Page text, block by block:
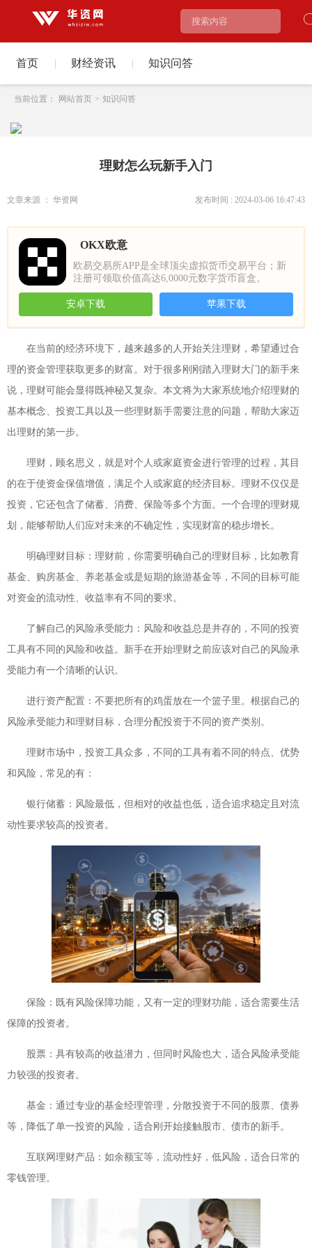
首页 | 财经资讯 | 知识问答
当前位置： 网站首页 > 知识问答
理财怎么玩新手入门
文章来源 ： 华资网 发布时间 : 2024-03-06 16:47:43
OKX欧意
欧易交易所APP是全球顶尖虚拟货币交易平台；新
注册可领取价值高达6,0000元数字货币盲盒。
安卓下载 苹果下载
在当前的经济环境下，越来越多的人开始关注理财，希望通过合
理的资金管理获取更多的财富。对于很多刚刚踏入理财大门的新手来
说，理财可能会显得既神秘又复杂。本文将为大家系统地介绍理财的
基本概念、投资工具以及一些理财新手需要注意的问题，帮助大家迈
出理财的第一步。
理财，顾名思义，就是对个人或家庭资金进行管理的过程，其目
的在于使资金保值增值，满足个人或家庭的经济目标。理财不仅仅是
投资，它还包含了储蓄、消费、保险等多个方面。一个合理的理财规
划，能够帮助人们应对未来的不确定性，实现财富的稳步增长。
明确理财目标：理财前，你需要明确自己的理财目标，比如教育
基金、购房基金、养老基金或是短期的旅游基金等，不同的目标可能
对资金的流动性、收益率有不同的要求。
了解自己的风险承受能力：风险和收益总是并存的，不同的投资
工具有不同的风险和收益。新手在开始理财之前应该对自己的风险承
受能力有一个清晰的认识。
进行资产配置：不要把所有的鸡蛋放在一个篮子里。根据自己的
风险承受能力和理财目标，合理分配投资于不同的资产类别。
理财市场中，投资工具众多，不同的工具有着不同的特点、优势
和风险，常见的有：
银行储蓄：风险最低，但相对的收益也低，适合追求稳定且对流
动性要求较高的投资者。
保险：既有风险保障功能，又有一定的理财功能，适合需要生活
保障的投资者。
股票：具有较高的收益潜力，但同时风险也大，适合风险承受能
力较强的投资者。
基金：通过专业的基金经理管理，分散投资于不同的股票、债券
等，降低了单一投资的风险，适合刚开始接触股市、债市的新手。
互联网理财产品：如余额宝等，流动性好，低风险，适合日常的
零钱管理。